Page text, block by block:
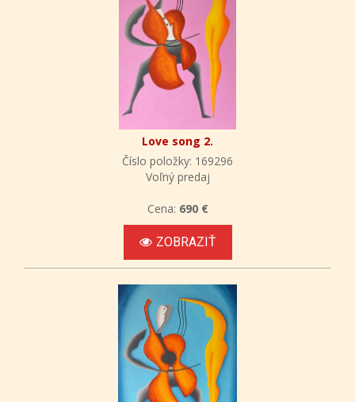
Love song 2.
Číslo položky: 169296
Voľný predaj
Cena: 690 €
ZOBRAZIŤ